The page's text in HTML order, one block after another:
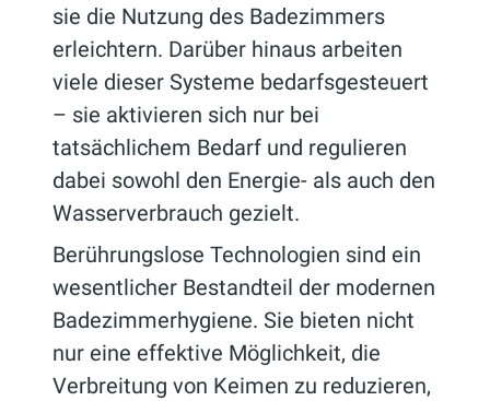
sie die Nutzung des Badezimmers
erleichtern. Darüber hinaus arbeiten
viele dieser Systeme bedarfsgesteuert
– sie aktivieren sich nur bei
tatsächlichem Bedarf und regulieren
dabei sowohl den Energie- als auch den
Wasserverbrauch gezielt.
Berührungslose Technologien sind ein
wesentlicher Bestandteil der modernen
Badezimmerhygiene. Sie bieten nicht
nur eine effektive Möglichkeit, die
Verbreitung von Keimen zu reduzieren,